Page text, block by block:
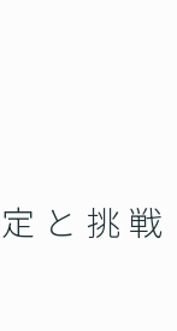
と挑戦